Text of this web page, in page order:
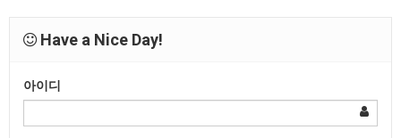
Have a Nice Day!
아이디